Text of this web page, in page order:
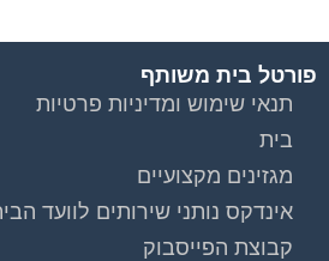
פורטל בית משותף
תנאי שימוש ומדיניות פרטיות
בית
מגזינים מקצועיים
אינדקס נותני שירותים לוועד הבית
קבוצת הפייסבוק